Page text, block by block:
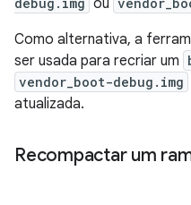
ou
Como alternativa, a
ser usada para recriar um
vendor_boot-debug.img
atualizada.
Recompactar um